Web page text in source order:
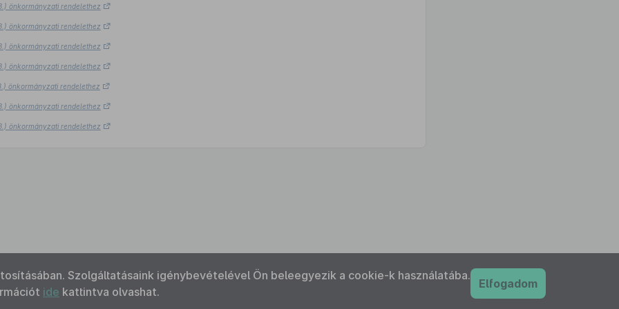
önkormányzati rendelethez
önkormányzati rendelethez
önkormányzati rendelethez
önkormányzati rendelethez
önkormányzati rendelethez
önkormányzati rendelethez
önkormányzati rendelethez
Szolgáltatásaink igénybevételével Ön beleegyezik a cookie-k használatába.
ide kattintva olvashat.
Elfogadom